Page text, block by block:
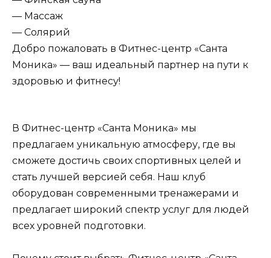
— Массаж
— Солярий
Добро пожаловать в Фитнес-центр «Санта
Моника» — ваш идеальный партнер на пути к
здоровью и фитнесу!
В Фитнес-центр «Санта Моника» мы
предлагаем уникальную атмосферу, где вы
сможете достичь своих спортивных целей и
стать лучшей версией себя. Наш клуб
оборудован современными тренажерами и
предлагает широкий спектр услуг для людей
всех уровней подготовки.